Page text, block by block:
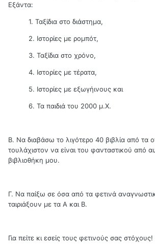
Εξάντα:
1. Ταξίδια στο διάστημα,
2. Ιστορίες με ρομπότ,
3. Ταξίδια στο χρόνο,
4. Ιστορίες με τέρατα,
5. Ιστορίες με εξωγήινους και
6. Τα παιδιά του 2000 μ.Χ.
Β. Να διαβάσω το λιγότερο 40 βιβλία από τα
τουλάχιστον να είναι του φανταστικού από
βιβλιοθήκη μου.
Γ. Να παίξω σε όσα από τα φετινά
ταιριάξουν με τα Α και Β.
Για πείτε κι εσείς τους φετινούς σας στόχους!